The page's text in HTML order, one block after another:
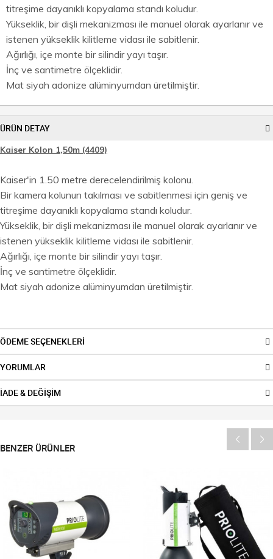
titreşime dayanıklı kopyalama standı koludur.
Yükseklik, bir dişli mekanizması ile manuel olarak ayarlanır ve
istenen yükseklik kilitleme vidası ile sabitlenir.
Ağırlığı, içe monte bir silindir yayı taşır.
İnç ve santimetre ölçeklidir.
Mat siyah adonize alüminyumdan üretilmiştir.
ÜRÜN DETAY
Kaiser Kolon 1,50m (4409)
Kaiser'in 1.50 metre derecelendirilmiş kolonu.
Bir kamera kolunun takılması ve sabitlenmesi için geniş ve
titreşime dayanıklı kopyalama standı koludur.
Yükseklik, bir dişli mekanizması ile manuel olarak ayarlanır ve
istenen yükseklik kilitleme vidası ile sabitlenir.
Ağırlığı, içe monte bir silindir yayı taşır.
İnç ve santimetre ölçeklidir.
Mat siyah adonize alüminyumdan üretilmiştir.
ÖDEME SEÇENEKLERİ
YORUMLAR
İADE & DEĞİŞİM
BENZER ÜRÜNLER